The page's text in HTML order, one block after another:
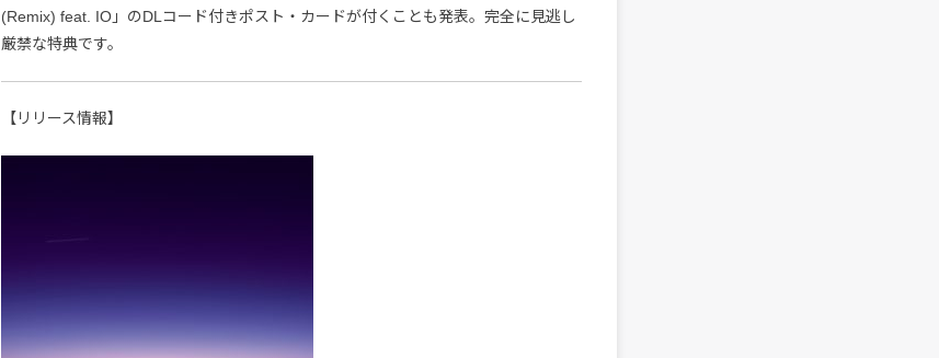
(Remix) feat. IO」のDLコード付きポスト・カードが付くことも発表。完全に見逃し
厳禁な特典です。
【リリース情報】